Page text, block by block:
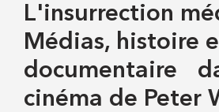
L'insurrection
Médias, histoire
documentaire
cinéma de Peter